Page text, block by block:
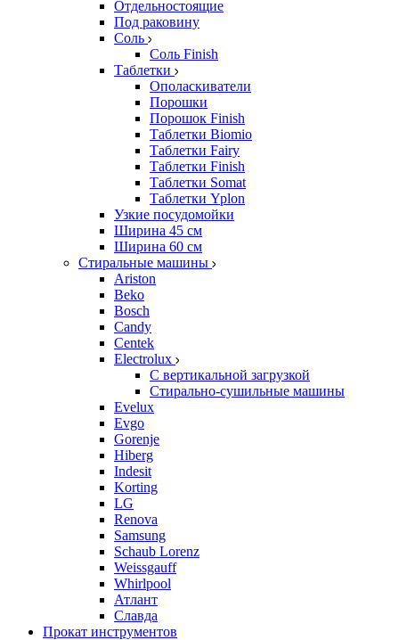
Отдельностоящие
Под раковину
Соль
Соль Finish
Таблетки
Ополаскиватели
Порошки
Порошок Finish
Таблетки Biomio
Таблетки Fairy
Таблетки Finish
Таблетки Somat
Таблетки Yplon
Узкие посудомойки
Ширина 45 см
Ширина 60 см
Стиральные машины
Ariston
Beko
Bosch
Candy
Centek
Electrolux
С вертикальной загрузкой
Стирально-сушильные машины
Evelux
Evgo
Gorenje
Hiberg
Indesit
Korting
LG
Renova
Samsung
Schaub Lorenz
Weissgauff
Whirlpool
Атлант
Славда
Прокат инструментов